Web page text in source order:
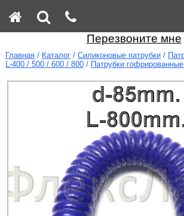
Перезвоните мне
Главная/ Каталог/ Силиконовые патрубки/
L-400 / 500 / 600 / 800/ Патрубки